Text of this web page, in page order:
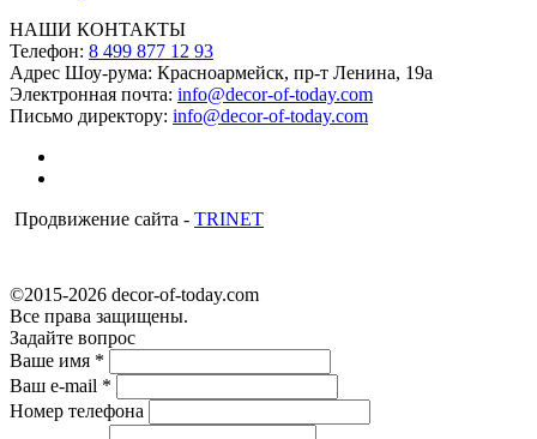
НАШИ КОНТАКТЫ
Телефон: 8 499 877 12 93
Адрес Шоу-рума: Красноармейск, пр-т Ленина, 19а
Электронная почта: info@decor-of-today.com
Письмо директору: info@decor-of-today.com
Продвижение сайта - TRINET
©2015-2026 decor-of-today.com
Все права защищены.
Задайте вопрос
Ваше имя *
Ваш e-mail *
Номер телефона